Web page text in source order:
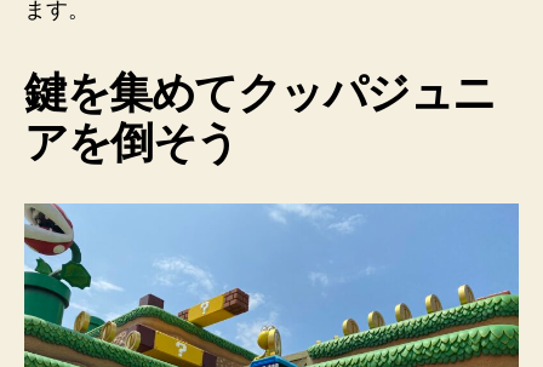
ます。
鍵を集めてクッパジュニ
アを倒そう